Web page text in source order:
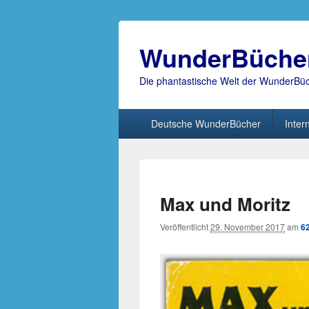
Die phantastische Welt der
Deutsche WunderBücher
Max und Moritz
Veröffentlicht29. November 2017am